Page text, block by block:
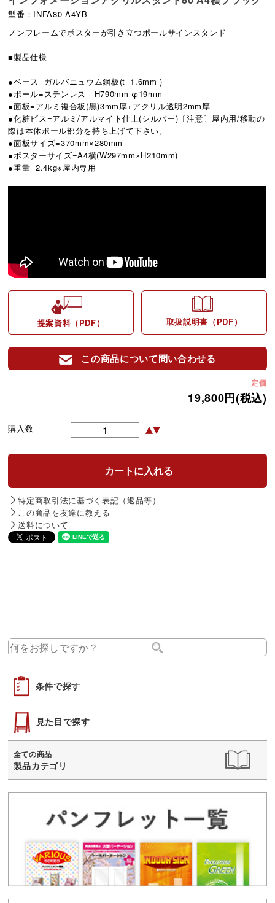
型番：INFA80-A4YB
ノンフレームでポスターが引き立つポールサインスタンド
■製品仕様
●ベース=ガルバニュウム鋼板(t=1.6mm )
●ポール=ステンレス H790mm φ19mm
●面板=アルミ複合板(黒)3mm厚+アクリル透明2mm厚
●化粧ビス=アルミ/アルマイト仕上(シルバー)〔注意〕屋内用/移動の
際は本体ポール部分を持ち上げて下さい。
●面板サイズ=370mm×280mm
●ポスターサイズ=A4横(W297mm×H210mm)
●重量=2.4kg※屋内専用
提案資料（PDF） 取扱説明書（PDF）
この商品について問い合わせる
定価
19,800円(税込)
購入数
特定商取引法に基づく表記（返品等）
この商品を友達に教える
送料について
条件で探す
見た目で探す
全ての商品
製品カテゴリ